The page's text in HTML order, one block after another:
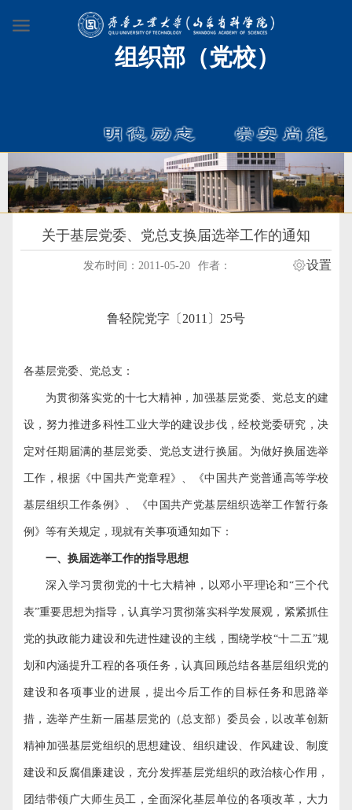
组织部（党校）
关于基层党委、党总支换届选举工作的通知
发布时间：2011-05-20 作者： 设置
鲁轻院党字〔 2011 〕 25号
各基层党委、党总支：
为贯彻落实党的十七大精神，加强基层党委、党总支的建
设，努力推进多科性工业大学的建设步伐，经校党委研究，决
定对任期届满的基层党委、党总支进行换届。为做好换届选举
工作，根据《中国共产党章程》、《中国共产党普通高等学校
基层组织工作条例》、《中国共产党基层组织选举工作暂行条
例》等有关规定，现就有关事项通知如下：
一、换届选举工作的指导思想
深入学习贯彻党的十七大精神，以邓小平理论和“三个代
表”重要思想为指导，认真学习贯彻落实科学发展观，紧紧抓住
党的执政能力建设和先进性建设的主线，围绕学校“十二五”规
划和内涵提升工程的各项任务，认真回顾总结各基层组织党的
建设和各项事业的进展，提出今后工作的目标任务和思路举
措，选举产生新一届基层党的（总支部）委员会，以改革创新
精神加强基层党组织的思想建设、组织建设、作风建设、制度
建设和反腐倡廉建设，充分发挥基层党组织的政治核心作用，
团结带领广大师生员工，全面深化基层单位的各项改革，大力